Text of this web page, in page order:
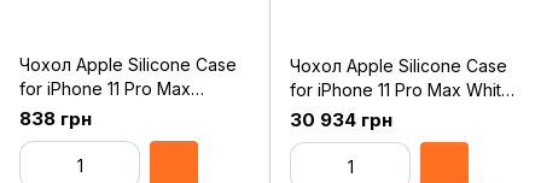
Чохол Apple Silicone Case
for iPhone 11 Pro Max
Clementine Original
Assembly
838 грн
Чохол Apple Silicone Case
for iPhone 11 Pro Max White
Original Assembly
30 934 грн